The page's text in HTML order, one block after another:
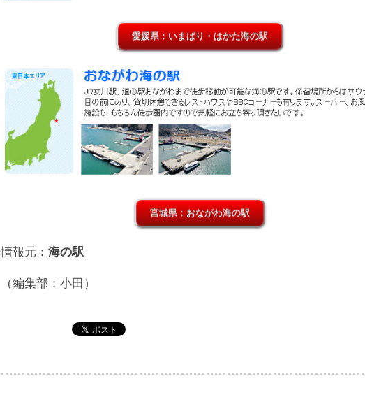
愛媛県：いまばり・はかた海の駅
宮城県：おながわ海の駅
情報元： 海の駅
（編集部：小田）